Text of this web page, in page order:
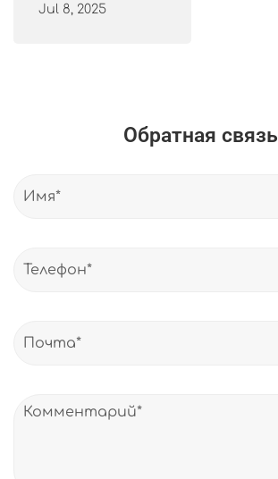
Jul 8, 2025
Обратная связь